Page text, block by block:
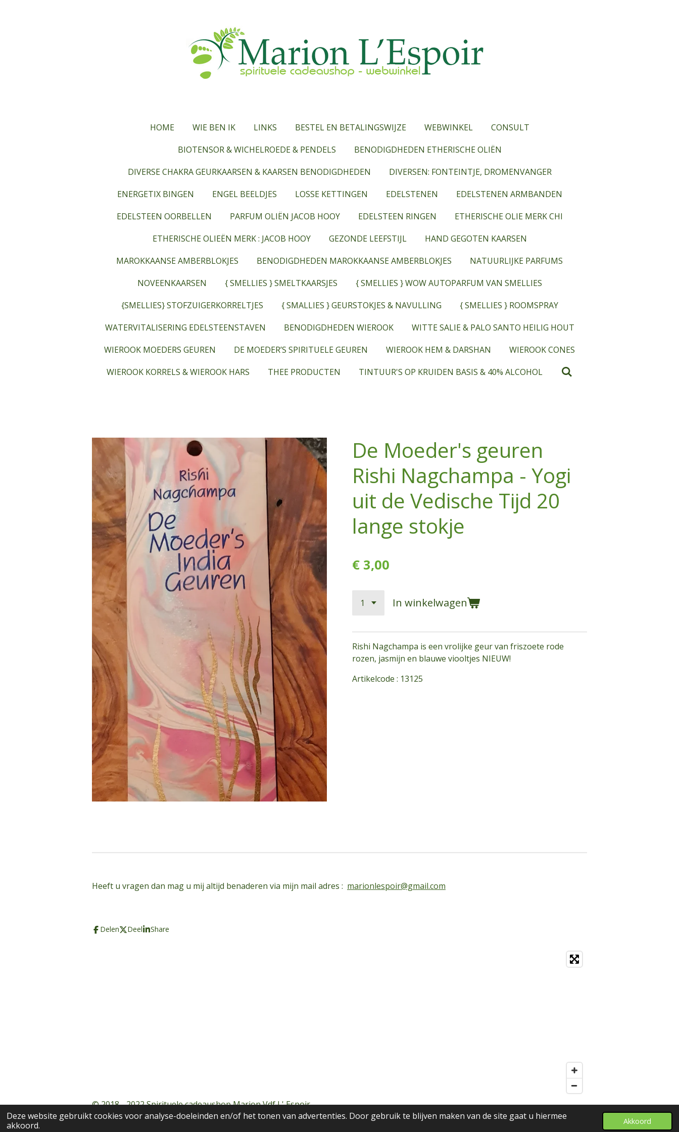
Deze website gebruikt cookies voor analyse-doeleinden en/of het tonen van advertenties. Door gebruik te blijven maken van de site gaat u hiermee
akkoord.
Akkoord
HOME WIE BEN IK LINKS BESTEL EN BETALINGSWIJZE WEBWINKEL
CONSULT
BIOTENSOR & WICHELROEDE & PENDELS
BENODIGDHEDEN ETHERISCHE OLIËN
DIVERSE CHAKRA GEURKAARSEN & KAARSEN BENODIGDHEDEN
DIVERSEN: FONTEINTJE, DROMENVANGER
ENERGETIX BINGEN
ENGEL BEELDJES LOSSE KETTINGEN EDELSTENEN
EDELSTENEN ARMBANDEN
EDELSTEEN OORBELLEN
PARFUM OLIËN JACOB HOOY EDELSTEEN RINGEN
ETHERISCHE OLIE MERK CHI
ETHERISCHE OLIEËN MERK : JACOB HOOY
GEZONDE LEEFSTIJL
HAND GEGOTEN KAARSEN
MAROKKAANSE AMBERBLOKJES
BENODIGDHEDEN MAROKKAANSE AMBERBLOKJES
NATUURLIJKE PARFUMS
NOVEENKAARSEN
{ SMELLIES } SMELTKAARSJES
{ SMELLIES } WOW AUTOPARFUM VAN SMELLIES
{SMELLIES} STOFZUIGERKORRELTJES
{ SMALLIES } GEURSTOKJES & NAVULLING
{ SMELLIES } ROOMSPRAY
WATERVITALISERING EDELSTEENSTAVEN
BENODIGDHEDEN WIEROOK
WITTE SALIE & PALO SANTO HEILIG HOUT
WIEROOK MOEDERS GEUREN
DE MOEDER’S SPIRITUELE GEUREN WIEROOK HEM & DARSHAN
WIEROOK CONES
WIEROOK KORRELS & WIEROOK HARS
THEE PRODUCTEN TINTUUR'S OP KRUIDEN BASIS & 40% ALCOHOL
De Moeder's geuren
Rishi Nagchampa - Yogi
uit de Vedische Tijd 20
lange stokje
€ 3,00
In winkelwagen
Rishi Nagchampa is een vrolijke geur van friszoete rode
rozen, jasmijn en blauwe viooltjes NIEUW!
Artikelcode : 13125
Heeft u vragen dan mag u mij altijd benaderen via mijn mail adres : marionlespoir@gmail.com
Delen Deel Share
© 2018 - 2022 Spirituele cadeaushop Marion Vdf L' Espoir